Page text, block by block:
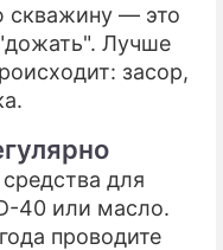
скважину — это
Лучше
засор,
для
40 или масло.
проводите